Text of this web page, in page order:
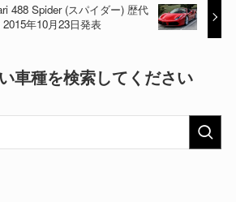
488 Spider (スパイダー) 歴代
年10月23日発表
車種を検索してください